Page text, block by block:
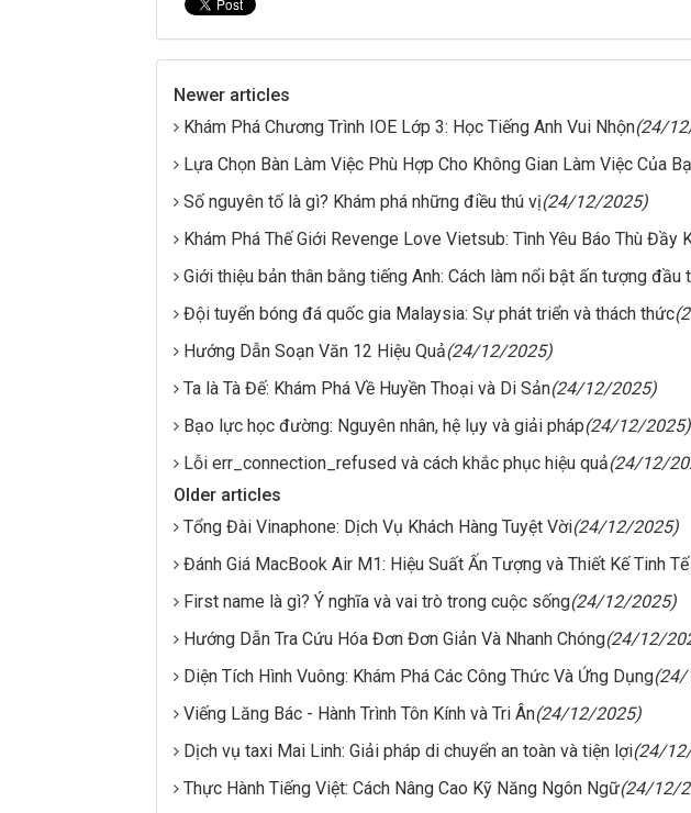
Newer articles
Khám Phá Chương Trình IOE Lớp 3: Học Tiếng Anh Vui Nhộn(24/
Lựa Chọn Bàn Làm Việc Phù Hợp Cho Không Gian Làm Việc Của
Số nguyên tố là gì? Khám phá những điều thú vị(24/12/2025)
Khám Phá Thế Giới Revenge Love Vietsub: Tình Yêu Báo Thù Đầy
Giới thiệu bản thân bằng tiếng Anh: Cách làm nổi bật ấn tượng đầu
Đội tuyển bóng đá quốc gia Malaysia: Sự phát triển và thách thức
Hướng Dẫn Soạn Văn 12 Hiệu Quả(24/12/2025)
Ta là Tà Đế: Khám Phá Về Huyền Thoại và Di Sản(24/12/2025)
Bạo lực học đường: Nguyên nhân, hệ lụy và giải pháp(24/12/2025)
Lỗi err_connection_refused và cách khắc phục hiệu quả(24/12/
Older articles
Tổng Đài Vinaphone: Dịch Vụ Khách Hàng Tuyệt Vời(24/12/2025)
Đánh Giá MacBook Air M1: Hiệu Suất Ấn Tượng và Thiết Kế Tinh Tế
First name là gì? Ý nghĩa và vai trò trong cuộc sống(24/12/2025)
Hướng Dẫn Tra Cứu Hóa Đơn Đơn Giản Và Nhanh Chóng(24/12/
Diện Tích Hình Vuông: Khám Phá Các Công Thức Và Ứng Dụng(24/
Viếng Lăng Bác - Hành Trình Tôn Kính và Tri Ân(24/12/2025)
Dịch vụ taxi Mai Linh: Giải pháp di chuyển an toàn và tiện lợi(24/
Thực Hành Tiếng Việt: Cách Nâng Cao Kỹ Năng Ngôn Ngữ(24/12/